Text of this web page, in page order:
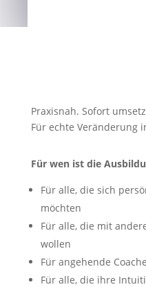
Praxisnah. Sofort
Für echte Veränderung
Für wen ist die
Für alle, die sich
möchten
Für alle, die mit
wollen
Für angehende
Für alle, die ihre